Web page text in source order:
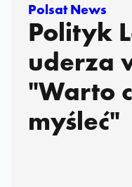
Polsat News
Polityk
uderza
"Warto
myśleć"